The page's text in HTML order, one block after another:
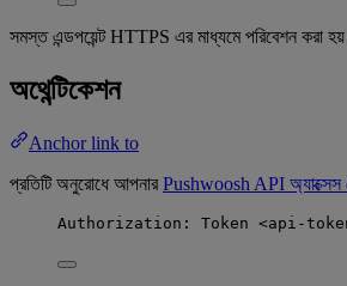
সমস্ত এন্ডপয়েন্ট HTTPS এর মাধ্যমে পরিবেশন করা
অথেন্টিকেশন
Anchor link to
প্রতিটি অনুরোধে আপনারPushwoosh API অ্যাক্সেস
Authorization: Token <api-